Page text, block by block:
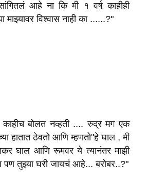
आहे ना कि मी १ वर्ष काहीही
माझ्यावर विश्वास नाही का ......?"
काहीच बोलत नव्हती .... रुद्र मग एक
हातात ठेवतो आणि म्हणतो"हे घाल , मी
घाल आणि रूमवर ये त्यानंतर माझी
तुझ्या घरी जायचं आहे... बरोबर..?"